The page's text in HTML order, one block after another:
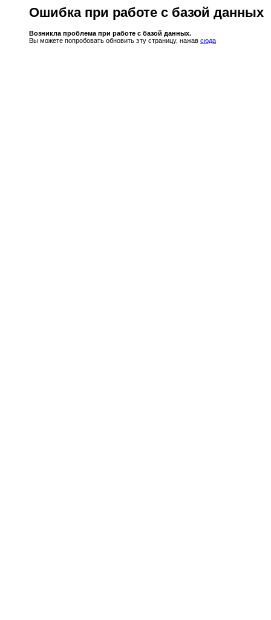
Ошибка при работе с базой данных
Возникла проблема при работе с базой данных.
Вы можете попробовать обновить эту страницу, нажав сюда